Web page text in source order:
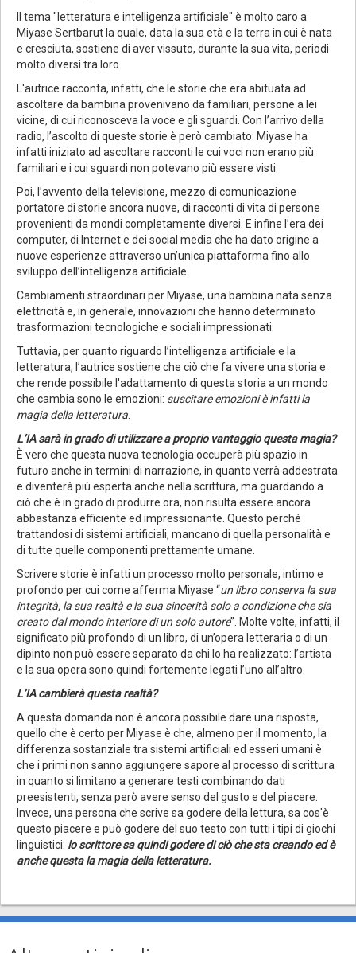
Il tema "letteratura e intelligenza artificiale" è molto caro a
Miyase Sertbarut la quale, data la sua età e la terra in cui è nata
e cresciuta, sostiene di aver vissuto, durante la sua vita, periodi
molto diversi tra loro.
L'autrice racconta, infatti, che le storie che era abituata ad
ascoltare da bambina provenivano da familiari, persone a lei
vicine, di cui riconosceva la voce e gli sguardi. Con l’arrivo della
radio, l’ascolto di queste storie è però cambiato: Miyase ha
infatti iniziato ad ascoltare racconti le cui voci non erano più
familiari e i cui sguardi non potevano più essere visti.
Poi, l’avvento della televisione, mezzo di comunicazione
portatore di storie ancora nuove, di racconti di vita di persone
provenienti da mondi completamente diversi. E infine l’era dei
computer, di Internet e dei social media che ha dato origine a
nuove esperienze attraverso un’unica piattaforma fino allo
sviluppo dell’intelligenza artificiale.
Cambiamenti straordinari per Miyase, una bambina nata senza
elettricità e, in generale, innovazioni che hanno determinato
trasformazioni tecnologiche e sociali impressionati.
Tuttavia, per quanto riguardo l’intelligenza artificiale e la
letteratura, l’autrice sostiene che ciò che fa vivere una storia e
che rende possibile l'adattamento di questa storia a un mondo
che cambia sono le emozioni: suscitare emozioni è infatti la
magia della letteratura
L’IA sarà in grado di utilizzare a proprio vantaggio questa magia?
È vero che questa nuova tecnologia occuperà più spazio in
futuro anche in termini di narrazione, in quanto verrà addestrata
e diventerà più esperta anche nella scrittura, ma guardando a
ciò che è in grado di produrre ora, non risulta essere ancora
abbastanza efficiente ed impressionante. Questo perché
trattandosi di sistemi artificiali, mancano di quella personalità e
di tutte quelle componenti prettamente umane.
Scrivere storie è infatti un processo molto personale, intimo e
profondo per cui come afferma Miyase “un libro conserva la sua
integrità, la sua realtà e la sua sincerità solo a condizione che sia
creato dal mondo interiore di un solo autore”. Molte volte, infatti, il
significato più profondo di un libro, di un’opera letteraria o di un
dipinto non può essere separato da chi lo ha realizzato: l’artista
e la sua opera sono quindi fortemente legati l’uno all’altro.
L’IA cambierà questa realtà?
A questa domanda non è ancora possibile dare una risposta,
quello che è certo per Miyase è che, almeno per il momento, la
differenza sostanziale tra sistemi artificiali ed esseri umani è
che i primi non sanno aggiungere sapore al processo di scrittura
in quanto si limitano a generare testi combinando dati
preesistenti, senza però avere senso del gusto e del piacere.
Invece, una persona che scrive sa godere della lettura, sa cos'è
questo piacere e può godere del suo testo con tutti i tipi di giochi
linguistici: lo scrittore sa quindi godere di ciò che sta creando ed è
anche questa la magia della letteratura.